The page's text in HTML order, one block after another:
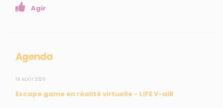
Agir
Agenda
19 AOÛT 2026
Escape game en réalité virtuelle - LIFE V-aiR
Mesures réglementaires
SUIVEZ-NOUS